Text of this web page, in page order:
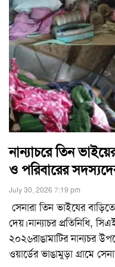
নান্যাচরে তিন
ও পরিবারের
July 30, 2026 7:19 pm
সেনারা তিন ভাইযের
দেয়।নান্যাচর প্রতিনিধি,
২০২৬রাঙামাটির নান্যচর
ওয়ার্ডের ভাঙামুড়া গ্রামে